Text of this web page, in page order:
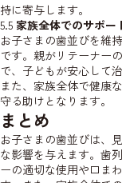
持に寄与します。
5.5 家族全体でのサポー
お子さまの歯並びを維
です。親がリテーナー
で、子どもが安心して
また、家族全体で健康
守る助けとなります。
まとめ
お子さまの歯並びは、
な影響を与えます。歯
ーの適切な使用や口ま